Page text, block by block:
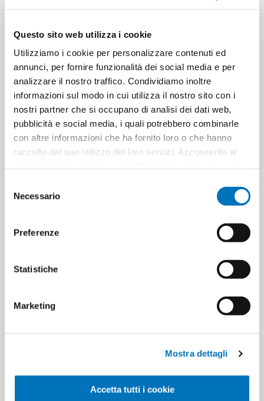
Questo sito web utilizza i cookie
Utilizziamo i cookie per personalizzare contenuti ed
annunci, per fornire funzionalità dei social media e per
analizzare il nostro traffico. Condividiamo inoltre
informazioni sul modo in cui utilizza il nostro sito con i
nostri partner che si occupano di analisi dei dati web,
pubblicità e social media, i quali potrebbero combinarle
con altre informazioni che ha fornito loro o che hanno
raccolto dal suo utilizzo dei loro servizi. Acconsenta ai
delNecessario
Preferenze
Statistiche
Marketing
Mostra dettagli
Accetta tutti i cookie
GIOCO IN CORDA DI COTONE
CON PALLINA 7.5X32 CM
PALLINE DA BASKET
FLUORESCENTI IN
GOMMAPIUMA
PALLA IN CORDA DI COTONE
GIOCO ANIMALI CAVALLUCCIO